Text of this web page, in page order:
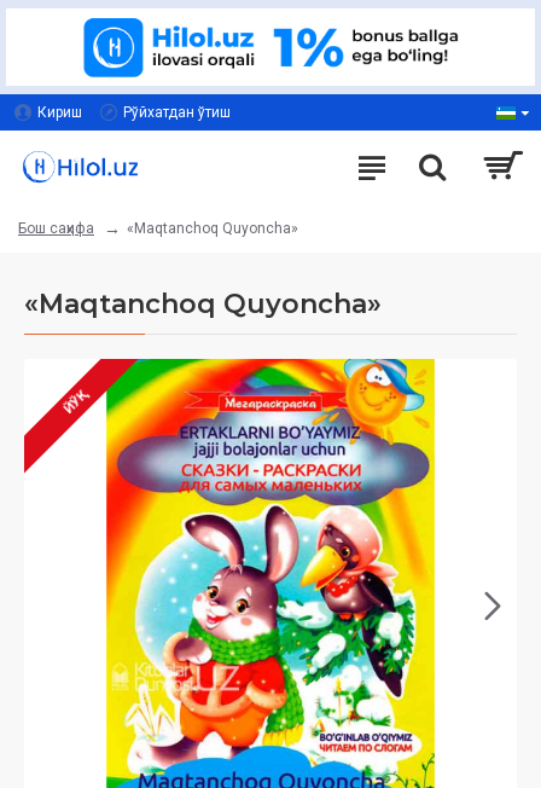
Кириш Рўйхатдан ўтиш
Бош саҳифа «Maqtanchoq Quyoncha»
«Maqtanchoq Quyoncha»
ЙЎҚ